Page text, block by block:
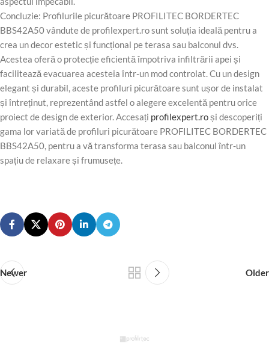
Concluzie: Profilurile picurătoare PROFILITEC BORDERTEC
BBS42A50 vândute de profilexpert.ro sunt soluția ideală pentru a
crea un decor estetic și funcțional pe terasa sau balconul dvs.
Acestea oferă o protecție eficientă împotriva infiltrării apei și
facilitează evacuarea acesteia într-un mod controlat. Cu un design
elegant și durabil, aceste profiluri picurătoare sunt ușor de instalat
și întreținut, reprezentând astfel o alegere excelentă pentru orice
proiect de design de exterior. Accesați profilexpert.roși descoperiți
gama lor variată de profiluri picurătoare PROFILITEC BORDERTEC
BBS42A50, pentru a vă transforma terasa sau balconul într-un
spațiu de relaxare și frumusețe.
Newer Older